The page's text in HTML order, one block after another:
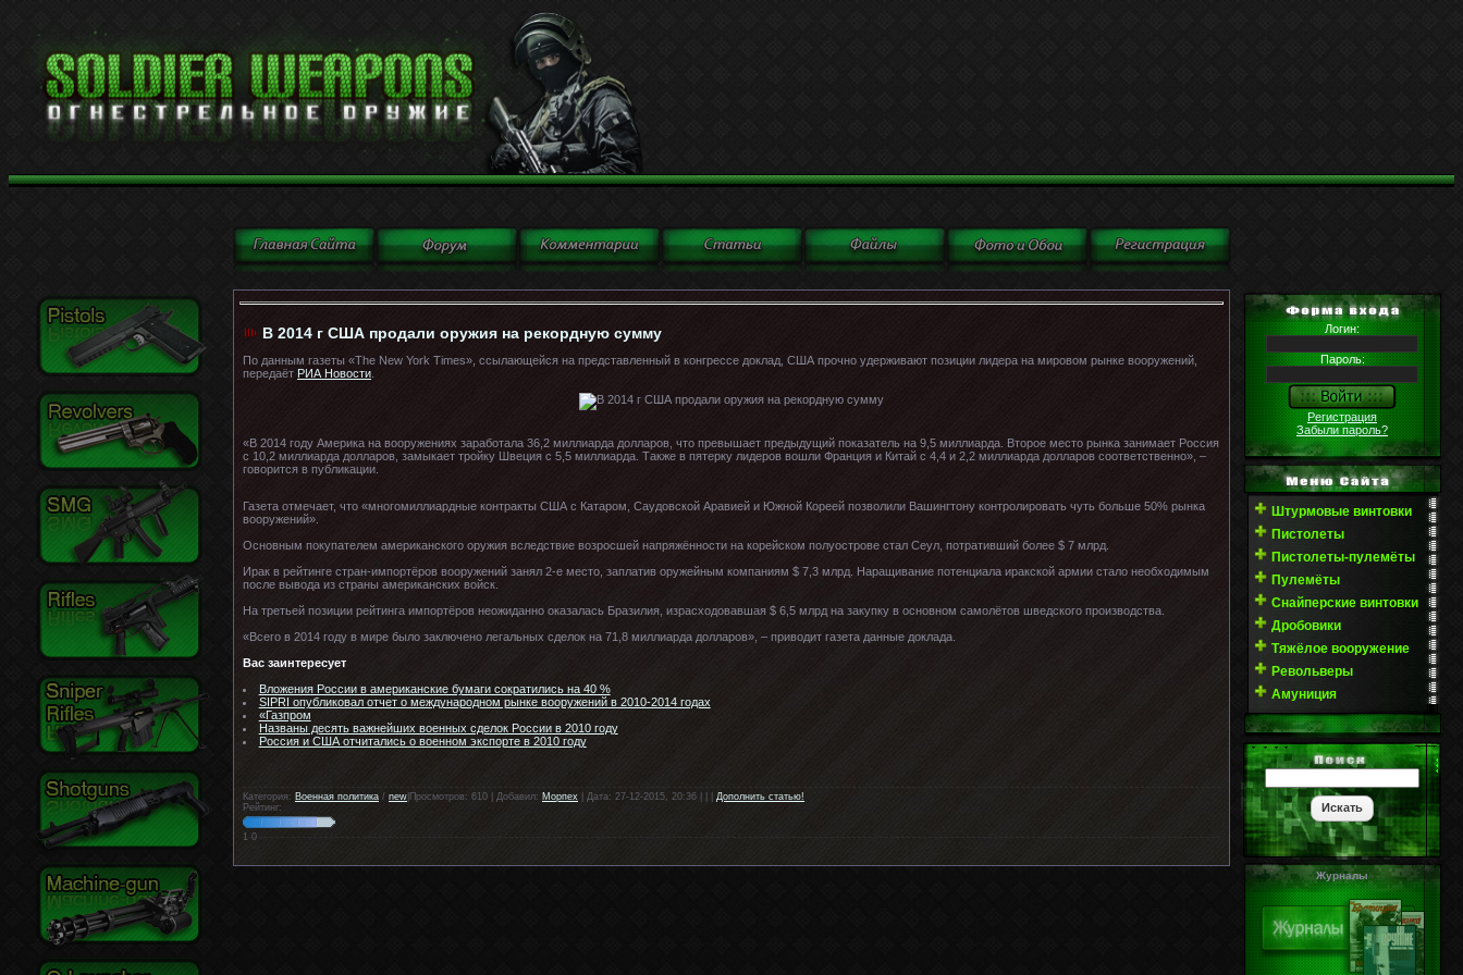
В 2014 г США продали оружия на рекордную сумму
По данным газеты «The New York Times», ссылающейся на представленный в конгрессе доклад, США прочно удерживают позиции лидера на мировом рынке вооружений,
передаёт РИА Новости.
«В 2014 году Америка на вооружениях заработала 36,2 миллиарда долларов, что превышает предыдущий показатель на 9,5 миллиарда. Второе место рынка занимает Россия
с 10,2 миллиарда долларов, замыкает тройку Швеция с 5,5 миллиарда. Также в пятерку лидеров вошли Франция и Китай с 4,4 и 2,2 миллиарда долларов соответственно», –
говорится в публикации.
Газета отмечает, что «многомиллиардные контракты США с Катаром, Саудовской Аравией и Южной Кореей позволили Вашингтону контролировать чуть больше 50% рынка
вооружений».
Основным покупателем американского оружия вследствие возросшей напряжённости на корейском полуострове стал Сеул, потративший более $ 7 млрд.
Ирак в рейтинге стран-импортёров вооружений занял 2-е место, заплатив оружейным компаниям $ 7,3 млрд. Наращивание потенциала иракской армии стало необходимым
после вывода из страны американских войск.
На третьей позиции рейтинга импортёров неожиданно оказалась Бразилия, израсходовавшая $ 6,5 млрд на закупку в основном самолётов шведского производства.
«Всего в 2014 году в мире было заключено легальных сделок на 71,8 миллиарда долларов», – приводит газета данные доклада.
Вас заинтересует
Вложения России в американские бумаги сократились на 40 %
SIPRI опубликовал отчет о международном рынке вооружений в 2010-2014 годах
«Газпром
Названы десять важнейших военных сделок России в 2010 году
Россия и США отчитались о военном экспорте в 2010 году
Категория: Военная политика / new |Просмотров: 610 | Добавил: Морпех | Дата: 27-12-2015, 20:36 | | | Дополнить статью!
Рейтинг:
1 0
Логин:
Пароль:
Регистрация
Забыли пароль?
Штурмовые винтовки
Пистолеты
Пистолеты-пулемёты
Пулемёты
Снайперские винтовки
Дробовики
Тяжёлое вооружение
Револьверы
Амуниция
Журналы